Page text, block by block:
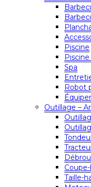
Piscine
Spa
Robot
Outillage –
Taille-